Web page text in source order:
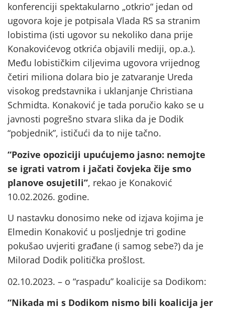
konferenciji spektakularno „otkrio“ jedan od
ugovora koje je potpisala Vlada RS sa stranim
lobistima (isti ugovor su nekoliko dana prije
Konakovićevog otkrića objavili mediji, op.a.).
Među lobističkim ciljevima ugovora vrijednog
četiri miliona dolara bio je zatvaranje Ureda
visokog predstavnika i uklanjanje Christiana
Schmidta. Konaković je tada poručio kako se u
javnosti pogrešno stvara slika da je Dodik
“pobjednik”, ističući da to nije tačno.
“Pozive opoziciji upućujemo jasno: nemojte
se igrati vatrom i jačati čovjeka čije smo
planove osujetili”, rekao je Konaković
10.02.2026. godine.
U nastavku donosimo neke od izjava kojima je
Elmedin Konaković u posljednje tri godine
pokušao uvjeriti građane (i samog sebe?) da je
Milorad Dodik politička prošlost.
02.10.2023. – o “raspadu” koalicije sa Dodikom:
“Nikada mi s Dodikom nismo bili koalicija jer